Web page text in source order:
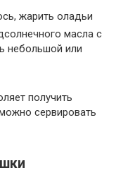
жарить оладьи
масла с
небольшой или
получить
сервировать